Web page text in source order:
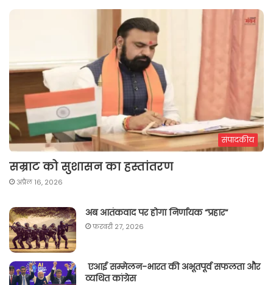
संपादकीय
सम्राट को सुशासन का हस्तांतरण
अप्रैल 16, 2026
अब आतंकवाद पर होगा निर्णायक “प्रहार“
फ़रवरी 27, 2026
एआई सम्मेलन-भारत की अभूतपूर्व सफलता और
व्यथित कांग्रेस